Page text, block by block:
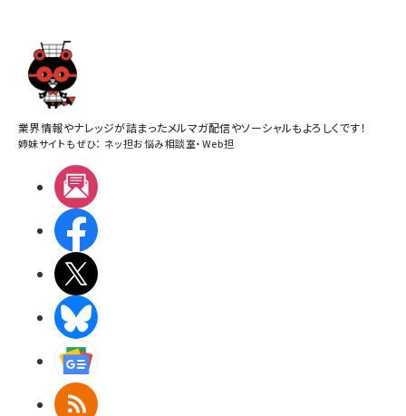
業界情報やナレッジが詰まったメルマガ配信やソーシャルもよろしくです！
姉妹サイトもぜひ： ネッ担お悩み相談室・Web担
RSS